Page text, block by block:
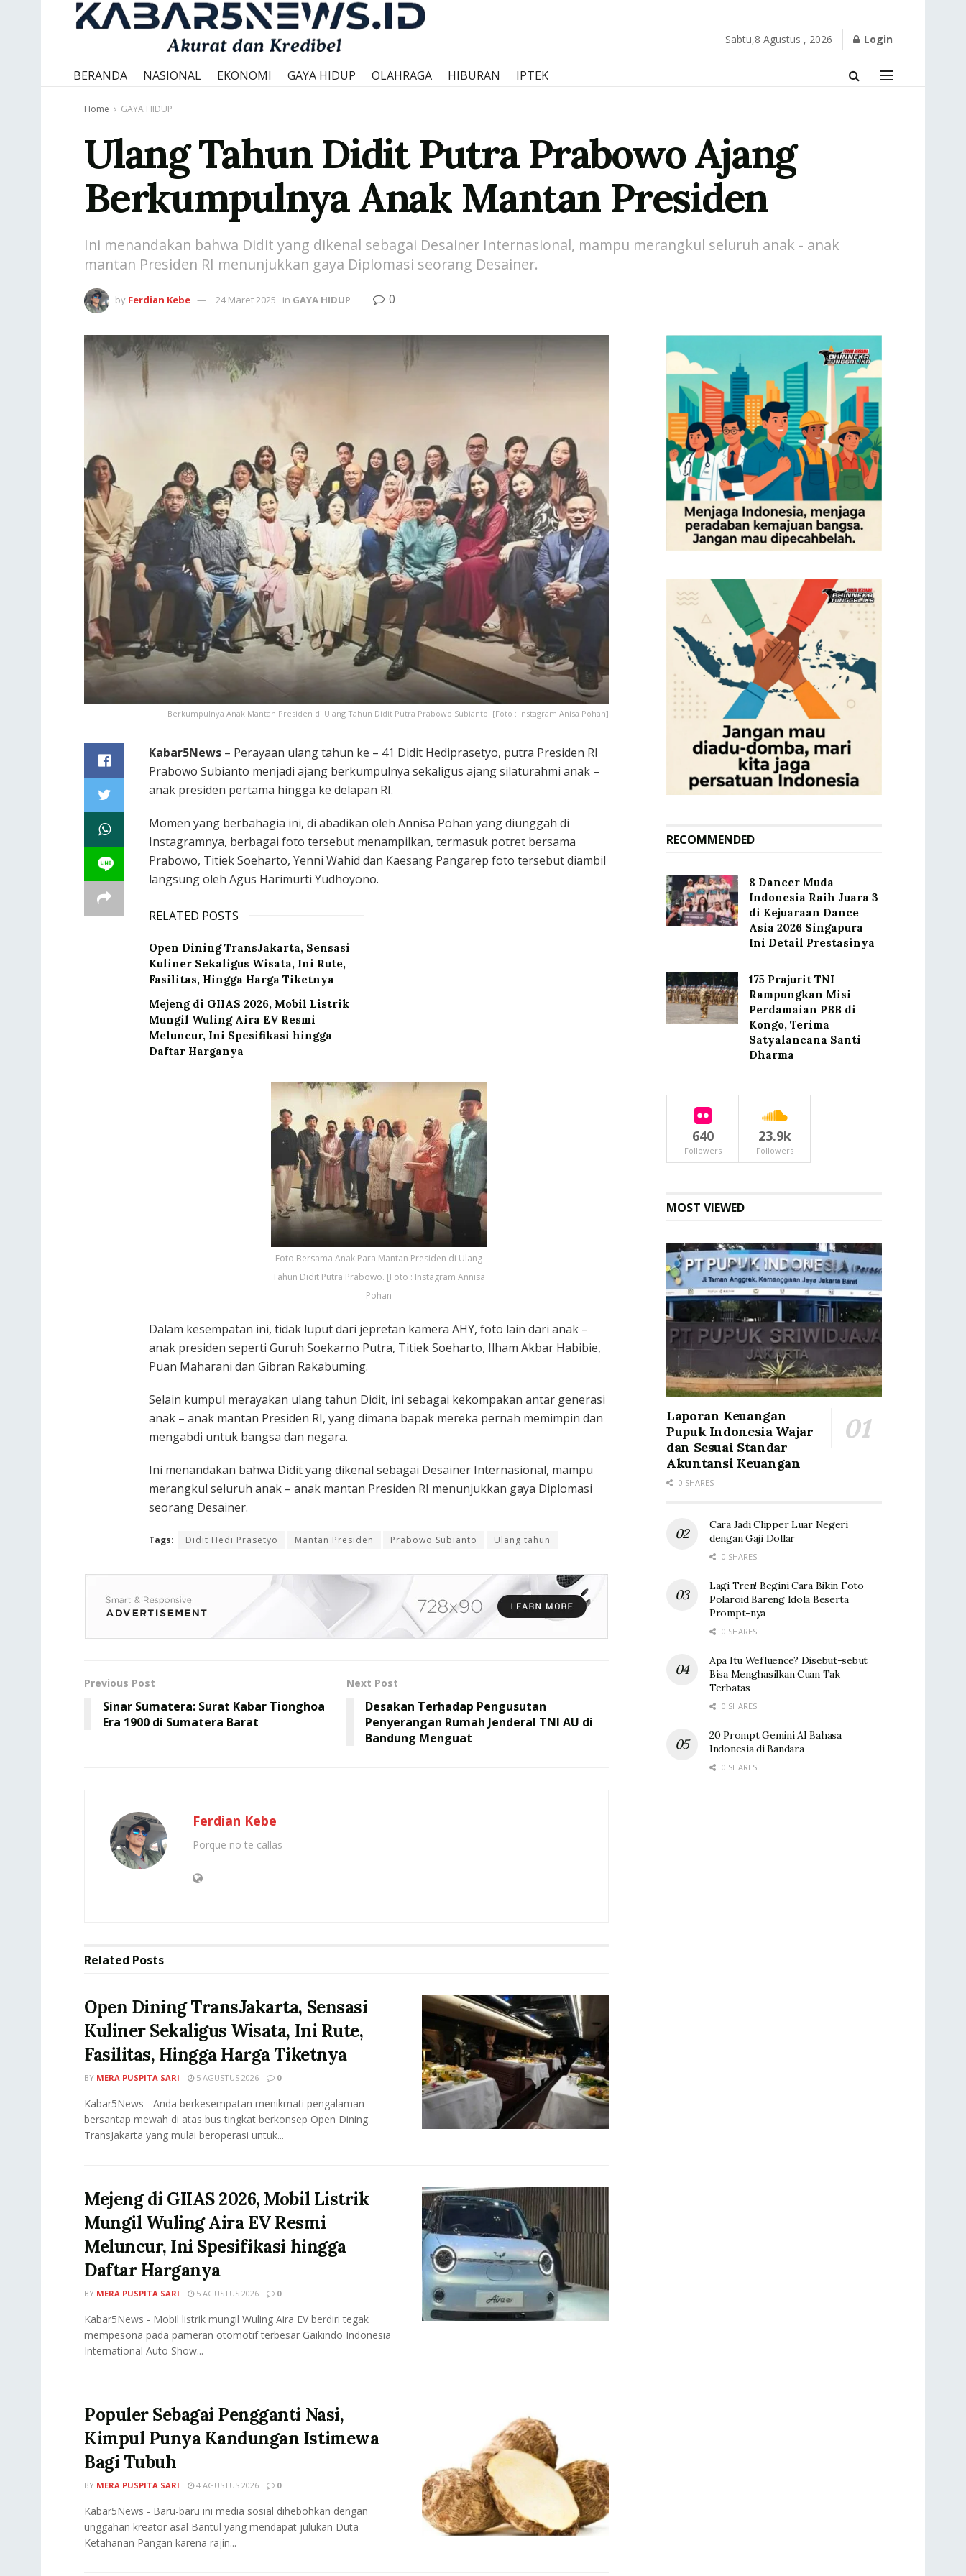
Sabtu,8 Agustus , 2026 Login
BERANDA NASIONAL EKONOMI GAYA HIDUP OLAHRAGA HIBURAN IPTEK
Home GAYA HIDUP
Ulang Tahun Didit Putra Prabowo Ajang
Berkumpulnya Anak Mantan Presiden
Ini menandakan bahwa Didit yang dikenal sebagai Desainer Internasional, mampu merangkul seluruh anak - anak
mantan Presiden RI menunjukkan gaya Diplomasi seorang Desainer.
by Ferdian Kebe 24 Maret 2025 in GAYA HIDUP 0
Berkumpulnya Anak Mantan Presiden di Ulang Tahun Didit Putra Prabowo Subianto. [Foto : Instagram Anisa Pohan]
Kabar5News – Perayaan ulang tahun ke – 41 Didit Hediprasetyo, putra Presiden RI
Prabowo Subianto menjadi ajang berkumpulnya sekaligus ajang silaturahmi anak –
anak presiden pertama hingga ke delapan RI.
Momen yang berbahagia ini, di abadikan oleh Annisa Pohan yang diunggah di
Instagramnya, berbagai foto tersebut menampilkan, termasuk potret bersama
Prabowo, Titiek Soeharto, Yenni Wahid dan Kaesang Pangarep foto tersebut diambil
langsung oleh Agus Harimurti Yudhoyono.
RELATED POSTS
Open Dining TransJakarta, Sensasi
Kuliner Sekaligus Wisata, Ini Rute,
Fasilitas, Hingga Harga Tiketnya
Mejeng di GIIAS 2026, Mobil Listrik
Mungil Wuling Aira EV Resmi
Meluncur, Ini Spesifikasi hingga
Daftar Harganya
Foto Bersama Anak Para Mantan Presiden di Ulang
Tahun Didit Putra Prabowo. [Foto : Instagram Annisa
Pohan
Dalam kesempatan ini, tidak luput dari jepretan kamera AHY, foto lain dari anak –
anak presiden seperti Guruh Soekarno Putra, Titiek Soeharto, Ilham Akbar Habibie,
Puan Maharani dan Gibran Rakabuming.
Selain kumpul merayakan ulang tahun Didit, ini sebagai kekompakan antar generasi
anak – anak mantan Presiden RI, yang dimana bapak mereka pernah memimpin dan
mengabdi untuk bangsa dan negara.
Ini menandakan bahwa Didit yang dikenal sebagai Desainer Internasional, mampu
merangkul seluruh anak – anak mantan Presiden RI menunjukkan gaya Diplomasi
seorang Desainer.
Tags: Didit Hedi Prasetyo Mantan Presiden Prabowo Subianto Ulang tahun
Previous Post
Sinar Sumatera: Surat Kabar Tionghoa
Era 1900 di Sumatera Barat
Next Post
Desakan Terhadap Pengusutan
Penyerangan Rumah Jenderal TNI AU di
Bandung Menguat
Ferdian Kebe
Porque no te callas
Related Posts
Open Dining TransJakarta, Sensasi
Kuliner Sekaligus Wisata, Ini Rute,
Fasilitas, Hingga Harga Tiketnya
BY MERA PUSPITA SARI 5 AGUSTUS 2026 0
Kabar5News - Anda berkesempatan menikmati pengalaman
bersantap mewah di atas bus tingkat berkonsep Open Dining
TransJakarta yang mulai beroperasi untuk...
Mejeng di GIIAS 2026, Mobil Listrik
Mungil Wuling Aira EV Resmi
Meluncur, Ini Spesifikasi hingga
Daftar Harganya
BY MERA PUSPITA SARI 5 AGUSTUS 2026 0
Kabar5News - Mobil listrik mungil Wuling Aira EV berdiri tegak
mempesona pada pameran otomotif terbesar Gaikindo Indonesia
International Auto Show...
Populer Sebagai Pengganti Nasi,
Kimpul Punya Kandungan Istimewa
Bagi Tubuh
BY MERA PUSPITA SARI 4 AGUSTUS 2026 0
Kabar5News - Baru-baru ini media sosial dihebohkan dengan
unggahan kreator asal Bantul yang mendapat julukan Duta
Ketahanan Pangan karena rajin...
RECOMMENDED
8 Dancer Muda
Indonesia Raih Juara 3
di Kejuaraan Dance
Asia 2026 Singapura
Ini Detail Prestasinya
175 Prajurit TNI
Rampungkan Misi
Perdamaian PBB di
Kongo, Terima
Satyalancana Santi
Dharma
640
Followers
23.9k
Followers
MOST VIEWED
Laporan Keuangan
Pupuk Indonesia Wajar
dan Sesuai Standar
Akuntansi Keuangan
0 SHARES
Cara Jadi Clipper Luar Negeri
dengan Gaji Dollar
0 SHARES
Lagi Tren! Begini Cara Bikin Foto
Polaroid Bareng Idola Beserta
Prompt-nya
0 SHARES
Apa Itu Wefluence? Disebut-sebut
Bisa Menghasilkan Cuan Tak
Terbatas
0 SHARES
20 Prompt Gemini AI Bahasa
Indonesia di Bandara
0 SHARES